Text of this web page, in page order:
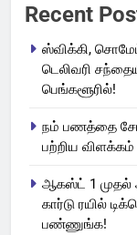
Recent
ஸ்விக்கி,
டெலிவரி
பெங்களூரில்!
நம் பணத்தை
பற்றிய விளக்கம்
ஆகஸ்ட் 1 முதல்
கார்டு ரயில்
பண்ணுங்க!